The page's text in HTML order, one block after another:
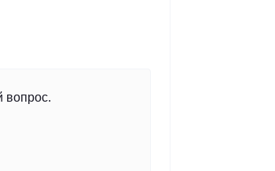
вопрос.